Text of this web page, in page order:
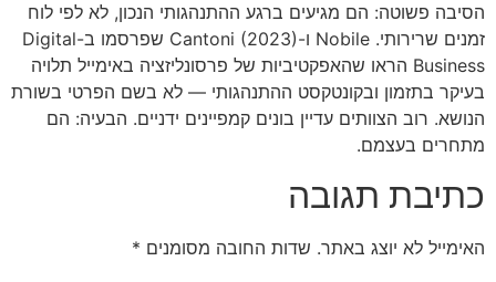
הסיבה פשוטה: הם מגיעים ברגע ההתנהגותי הנכון, לא לפי לוח
זמנים שרירותי. Nobile ו-Cantoni (2023) שפרסמו ב-Digital
Business הראו שהאפקטיביות של פרסונליזציה באימייל תלויה
בעיקר בתזמון ובקונטקסט ההתנהגותי — לא בשם הפרטי בשורת
הנושא. רוב הצוותים עדיין בונים קמפיינים ידניים. הבעיה: הם
מתחרים בעצמם.
כתיבת תגובה
האימייל לא יוצג באתר. שדות החובה מסומנים *